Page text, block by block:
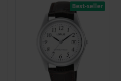
Best-seller